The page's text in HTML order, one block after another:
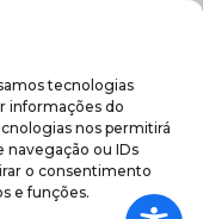
tecnologias
informações do
nos permitirá
ou IDs
o consentimento
e funções.